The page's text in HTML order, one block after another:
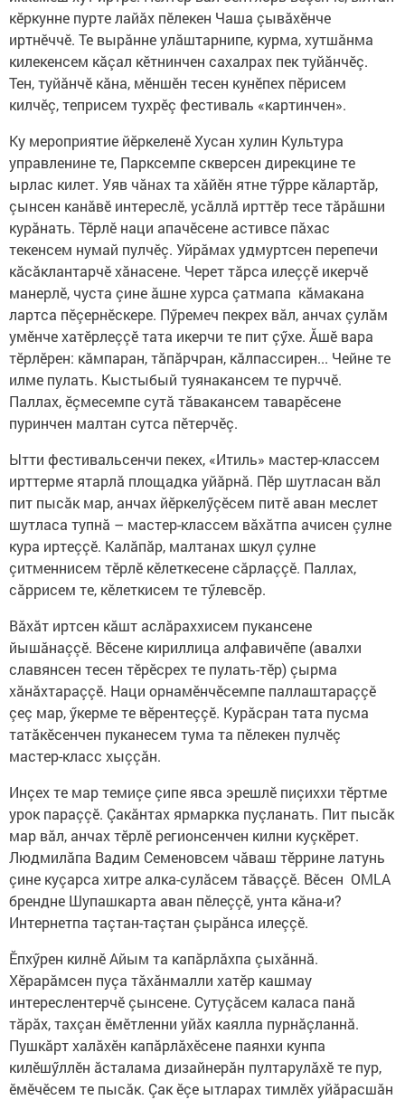
кӗркунне пурте лайăх пӗлекен Чаша çывăхӗнче
иртнӗччӗ. Те вырăнне улăштарнипе, курма, хутшăнма
килекенсем кăçал кӗтнинчен сахалрах пек туйăнчӗç.
Тен, туйăнчӗ кăна, мӗншӗн тесен кунӗпех пӗрисем
килчӗç, теприсем тухрӗç фестиваль «картинчен».
Ку мероприятие йӗркеленӗ Хусан хулин Культура
управленине те, Парксемпе скверсен дирекцине те
ырлас килет. Уяв чăнах та хăйӗн ятне тӳрре кăлартăр,
çынсен канăвӗ интереслӗ, усăллă ирттӗр тесе тăрăшни
курăнать. Тӗрлӗ наци апачӗсене астивсе пăхас
текенсем нумай пулчӗç. Уйрăмах удмуртсен перепечи
кăсăклантарчӗ хăнасене. Черет тăрса илеççӗ икерчӗ
манерлӗ, чуста çине ăшне хурса çатмапа кăмакана
лартса пӗçернӗскере. Пӳремеч пекрех вăл, анчах çулăм
умӗнче хатӗрлеççӗ тата икерчи те пит çӳхе. Ăшӗ вара
тӗрлӗрен: кăмпаран, тăпăрчран, кăлпассирен... Чейне те
илме пулать. Кыстыбый туянакансем те пурччӗ.
Паллах, ӗçмесемпе сутă тăвакансем таварӗсене
пуринчен малтан сутса пӗтерчӗç.
Ытти фестивальсенчи пекех, «Итиль» мастер-классем
ирттерме ятарлă площадка уйăрнă. Пӗр шутласан вăл
пит пысăк мар, анчах йӗркелӳçӗсем питӗ аван меслет
шутласа тупнă – мастер-классем вăхăтпа ачисен çулне
кура иртеççӗ. Калăпăр, малтанах шкул çулне
çитменнисем тӗрлӗ кӗлеткесене сăрлаççӗ. Паллах,
сăррисем те, кӗлеткисем те тӳлевсӗр.
Вăхăт иртсен кăшт аслăраххисем пукансене
йышăнаççӗ. Вӗсене кириллица алфавичӗпе (авалхи
славянсен тесен тӗрӗсрех те пулать-тӗр) çырма
хăнăхтараççӗ. Наци орнамӗнчӗсемпе паллаштараççӗ
çеç мар, ӳкерме те вӗрентеççӗ. Курăсран тата пусма
татăкӗсенчен пуканесем тума та пӗлекен пулчӗç
мастер-класс хыççăн.
Инçех те мар темиçе çипе явса эрешлӗ пиçиххи тӗртме
урок параççӗ. Çакăнтах ярмаркка пуçланать. Пит пысăк
мар вăл, анчах тӗрлӗ регионсенчен килни куçкӗрет.
Людмилăпа Вадим Семеновсем чăваш тӗррине латунь
çине куçарса хитре алка-сулăсем тăваççӗ. Вӗсен OMLA
брендне Шупашкарта аван пӗлеççӗ, унта кăна-и?
Интернетпа таçтан-таçтан çырăнса илеççӗ.
Ӗпхӳрен килнӗ Айым та капăрлăхпа çыхăннă.
Хӗрарăмсен пуçа тăхăнмалли хатӗр кашмау
интереслентерчӗ çынсене. Сутуçăсем каласа панă
тăрăх, тахçан ӗмӗтленни уйăх каялла пурнăçланнă.
Пушкăрт халăхӗн капăрлăхӗсене паянхи кунпа
килӗшӳллӗн ăсталама дизайнерăн пултарулăхӗ те пур,
ӗмӗчӗсем те пысăк. Çак ӗçе ытларах тимлӗх уйăрасшăн